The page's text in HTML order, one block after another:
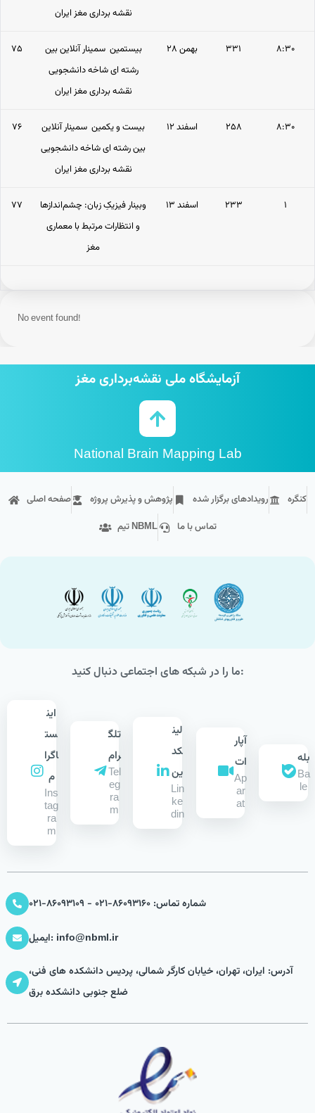
نقشه برداری مغز ایران
۷۵
بیستمین سمینار آنلاین بین
رشته ای شاخه دانشجویی
نقشه برداری مغز ایران
۲۸ بهمن ۳۳۱ ۸:۳۰
۷۶
بیست و یکمین سمینار آنلاین
بین رشته ای شاخه دانشجویی
نقشه برداری مغز ایران
۱۲ اسفند ۲۵۸ ۸:۳۰
۷۷
وبینار فیزیکِ زبان: چشم‌اندازها
و انتظارات مرتبط با معماری
مغز
۱۳ اسفند ۲۳۳ ۱
No event found!
آزمایشگاه ملی نقشه‌برداری مغز
National Brain Mapping Lab
صفحه اصلی پژوهش و پذیرش پروژه رویداد‌های برگزار شده
کنگره
تیم NBML
تماس با ما
ما را در شبکه های اجتماعی دنبال کنید:
این
ست
اگرا
م
Ins
tag
ra
m
تلگ
رام
Tel
eg
ra
m
لین
کد
ین
Lin
ke
din
آپار
ات
Ap
ar
at
بله
Ba
le
شماره تماس: 86093160-021 - 86093109-021
ایمیل: info@nbml.ir
آدرس: ایران، تهران، خیابان کارگر شمالی، پردیس دانشکده های فنی،
ضلع جنوبی دانشکده برق